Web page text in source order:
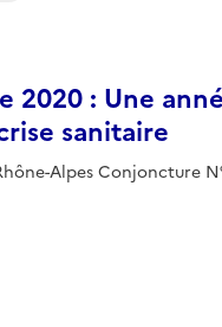
2020 : Une
sanitaire
Alpes Conjoncture